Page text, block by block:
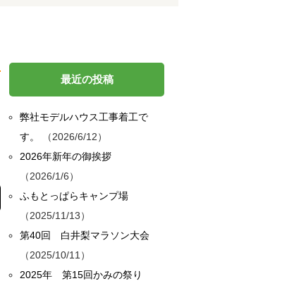
最近の投稿
弊社モデルハウス工事着工で
す。
2026/6/12
2026年新年の御挨拶
2026/1/6
ふもとっぱらキャンプ場
2025/11/13
第40回 白井梨マラソン大会
2025/10/11
2025年 第15回かみの祭り